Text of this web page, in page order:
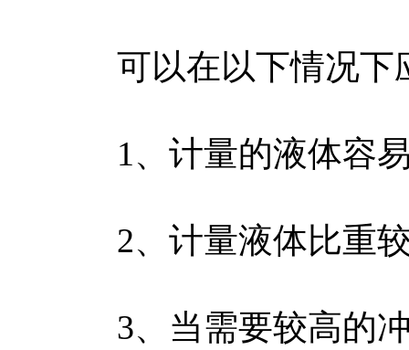
可以在以下情况下
1、计量的液体容
2、计量液体比重
3、当需要较高的